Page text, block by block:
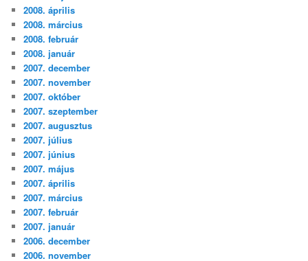
2008. április
2008. március
2008. február
2008. január
2007. december
2007. november
2007. október
2007. szeptember
2007. augusztus
2007. július
2007. június
2007. május
2007. április
2007. március
2007. február
2007. január
2006. december
2006. november